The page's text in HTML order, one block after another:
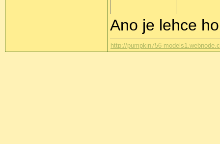
Ano je lehce
http://pumpkin756-